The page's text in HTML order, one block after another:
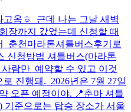
고옴ㅎ 근데 나는 그날 새벽
장까지 갔었는데 신청할 때
춘천마라톤셔틀버스후기로
신청방법 셔틀버스(마라톤
람만 예약할 수 있고 이것
진행돼. 2026년은 7월 27일
오픈 예정이야. 📍춘마 셔틀
기준으로는 탑승 장소가 서울